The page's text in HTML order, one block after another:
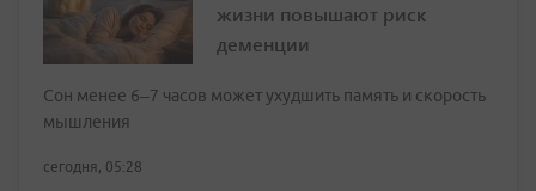
жизни повышают риск
деменции
Сон менее 6–7 часов может ухудшить память и скорость
мышления
сегодня, 05:28